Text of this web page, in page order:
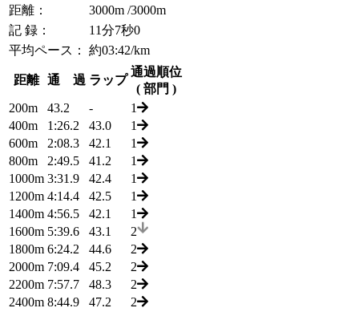
距離：
3000m /3000m
記 録：
11分7秒0
平均ペース：
約03:42/km
距離 通 過 ラップ
通過順位
( 部門 )
200m
43.2 -
1
400m
1:26.2 43.0
1
600m
2:08.3 42.1
1
800m
2:49.5 41.2
1
1000m 3:31.9 42.4
1
1200m 4:14.4 42.5
1
1400m 4:56.5 42.1
1
1600m 5:39.6 43.1
2
1800m 6:24.2 44.6
2
2000m 7:09.4 45.2
2
2200m 7:57.7 48.3
2
2400m 8:44.9 47.2
2